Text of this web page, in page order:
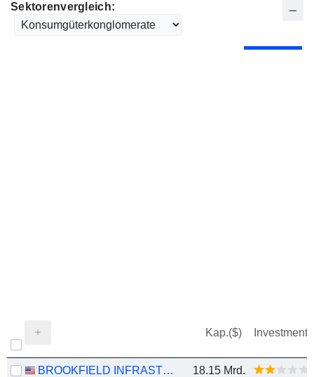
Sektorenvergleich:
Kap.($) Investment
BROOKFIELD INFRASTRUCTURE PARTNERS L.P.
18.15 Mrd.